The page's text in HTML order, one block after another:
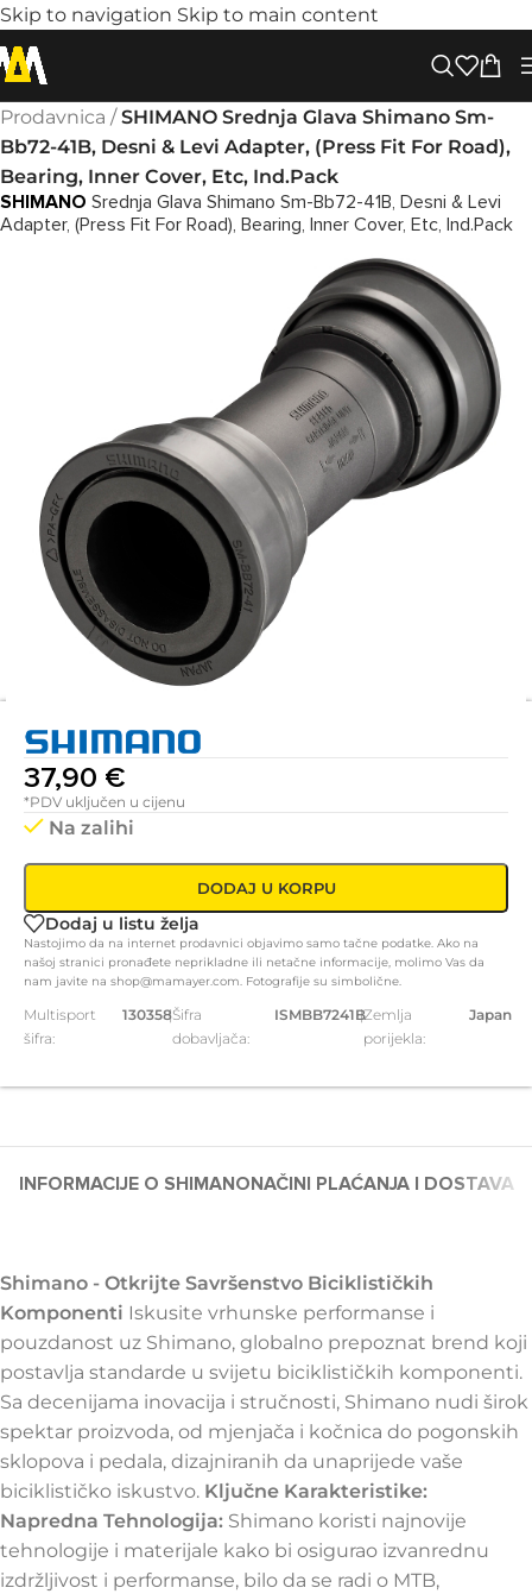
Skip to navigation Skip to main content
Prodavnica /SHIMANO Srednja Glava Shimano Sm-
Bb72-41B, Desni & Levi Adapter, (Press Fit For Road),
Bearing, Inner Cover, Etc, Ind.Pack
SHIMANO Srednja Glava Shimano Sm-Bb72-41B, Desni & Levi
Adapter, (Press Fit For Road), Bearing, Inner Cover, Etc, Ind.Pack
37,90 €
*PDV uključen u cijenu
Na zalihi
DODAJ U KORPU
Dodaj u listu želja
Nastojimo da na internet prodavnici objavimo samo tačne podatke. Ako na
našoj stranici pronađete neprikladne ili netačne informacije, molimo Vas da
nam javite na shop@mamayer.com. Fotografije su simbolične.
Multisport
šifra:
130358|Šifra
dobavljača:
ISMBB7241B
|Zemlja
porijekla:
Japan
INFORMACIJE O SHIMANONAČINI PLAĆANJA I DOSTAVA
Shimano - Otkrijte Savršenstvo Biciklističkih
Komponenti Iskusite vrhunske performanse i
pouzdanost uz Shimano, globalno prepoznat brend koji
postavlja standarde u svijetu biciklističkih komponenti.
Sa decenijama inovacija i stručnosti, Shimano nudi širok
spektar proizvoda, od mjenjača i kočnica do pogonskih
sklopova i pedala, dizajniranih da unaprijede vaše
biciklističko iskustvo. Ključne Karakteristike:
Napredna Tehnologija: Shimano koristi najnovije
tehnologije i materijale kako bi osigurao izvanrednu
izdržljivost i performanse, bilo da se radi o MTB,